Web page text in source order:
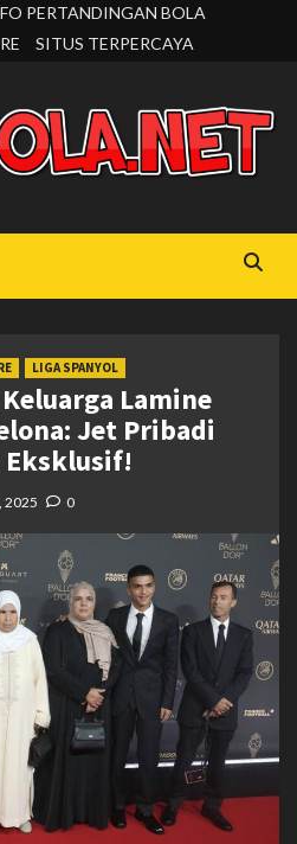
PERTANDINGAN BOLA
SITUS TERPERCAYA
LIGA SPANYOL
Lamine
Jet Pribadi
Eksklusif!
2025 0